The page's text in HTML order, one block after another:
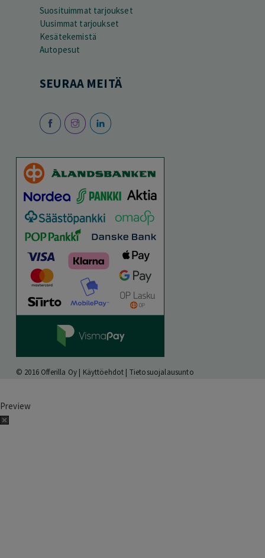
Suosituimmat tarjoukset
Uusimmat tarjoukset
Kesätekemistä
Autopesut
SEURAA MEITÄ
© 2016 Offerilla Oy | Käyttöehdot | Tietosuojalausunto
Preview